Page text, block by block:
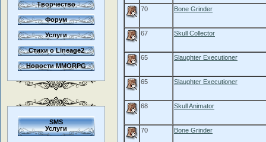
Творчество
Форум
Услуги
Стихи о Lineage2
Новости MMORPG
SMS
Услуги
70 Bone Grinder
67 Skull Collector
65 Slaughter Executioner
65 Slaughter Executioner
68 Skull Animator
70 Bone Grinder